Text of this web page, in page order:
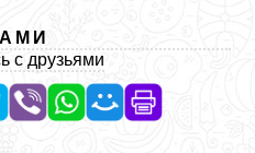
с друзьями